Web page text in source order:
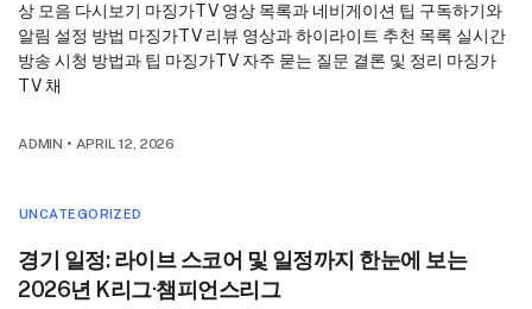
상 모음 다시보기 마징가TV 영상 목록과 네비게이션 팁 구독하기와
알림 설정 방법 마징가TV 리뷰 영상과 하이라이트 추천 목록 실시간
방송 시청 방법과 팁 마징가TV 자주 묻는 질문 결론 및 정리 마징가
TV 채
ADMIN • APRIL 12, 2026
UNCATEGORIZED
경기 일정: 라이브 스코어 및 일정까지 한눈에 보는
2026년 K리그·챔피언스리그